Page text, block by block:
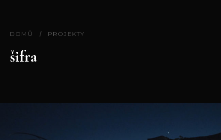
DOMŮ / PROJEKTY
šifra